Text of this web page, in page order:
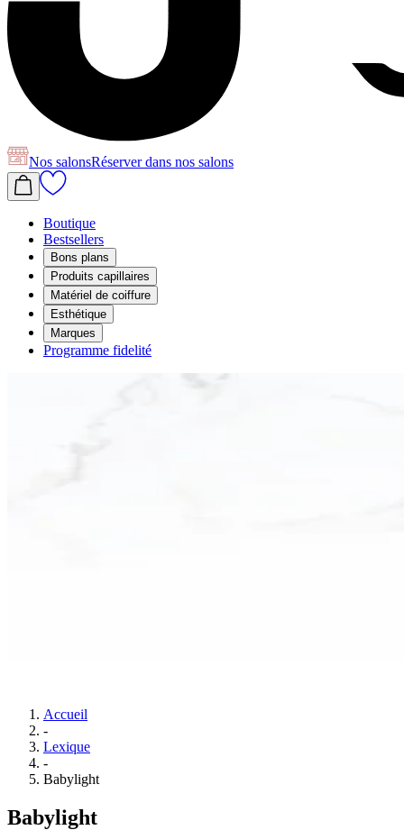
Nos salonsRéserverdans nos salons
Boutique
Bestsellers
Bons plans
Produits capillaires
Matériel de coiffure
Esthétique
Marques
Programme fidelité
Accueil
-
Lexique
-
Babylight
Babylight